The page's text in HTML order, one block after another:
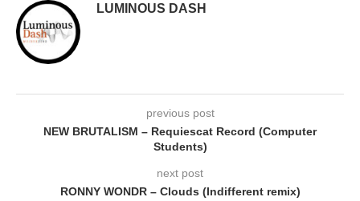
LUMINOUS DASH
previous post
NEW BRUTALISM – Requiescat Record (Computer
Students)
next post
RONNY WONDR – Clouds (Indifferent remix)